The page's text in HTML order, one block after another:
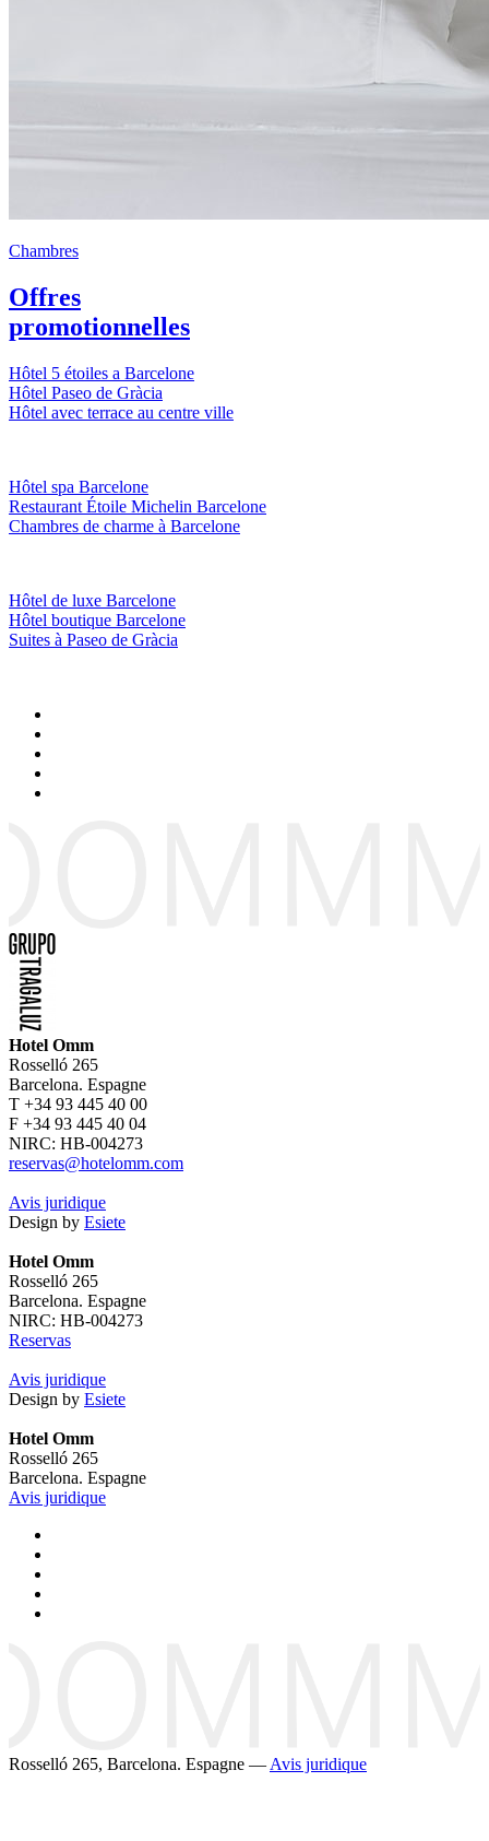
Chambres
Offres
promotionnelles
Hôtel 5 étoiles a Barcelone
Hôtel Paseo de Gràcia
Hôtel avec terrace au centre ville
Hôtel spa Barcelone
Restaurant Étoile Michelin Barcelone
Chambres de charme à Barcelone
Hôtel de luxe Barcelone
Hôtel boutique Barcelone
Suites à Paseo de Gràcia
Hotel Omm
Rosselló 265
Barcelona. Espagne
T +34 93 445 40 00
F +34 93 445 40 04
NIRC: HB-004273
reservas@hotelomm.com
Avis juridique
Design by Esiete
Hotel Omm
Rosselló 265
Barcelona. Espagne
NIRC: HB-004273
Reservas
Avis juridique
Design by Esiete
Hotel Omm
Rosselló 265
Barcelona. Espagne
Avis juridique
Rosselló 265, Barcelona. Espagne — Avis juridique